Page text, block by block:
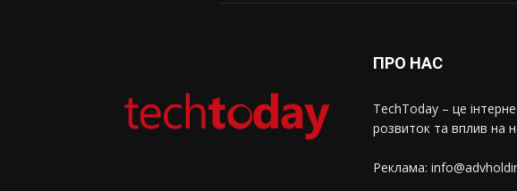
ПРО НАС
TechToday – це
розвиток та вплив на
Реклама: